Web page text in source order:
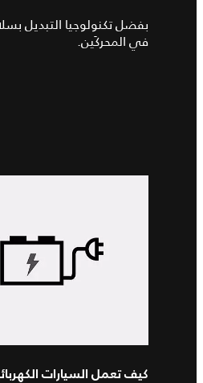
بفضل تكنولوجيا التبديل
في المحركَين.
كيف تعمل السيارات